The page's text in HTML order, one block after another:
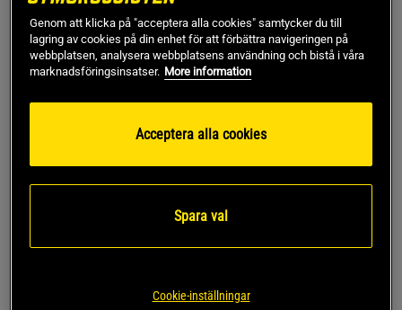
M
8721122844632
Håll dig varm och bekväm med Leon Zipped Hoodie från
Genom att klicka på "acceptera alla cookies" samtycker du till
lagring av cookies på din enhet för att förbättra navigeringen på
webbplatsen, analysera webbplatsens användning och bistå i våra
marknadsföringsinsatser. More information
Acceptera alla cookies
Spara val
Cookie-inställningar